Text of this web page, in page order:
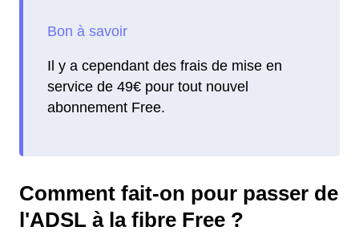
Il y a cependant des frais de mise en
service de 49€ pour tout nouvel
abonnement Free.
Comment fait-on pour passer de
l'ADSL à la fibre Free ?